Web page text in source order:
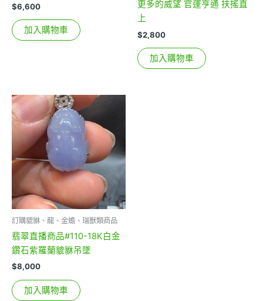
$6,600
加入購物車
更多的威望 官運亨通 扶搖直
上
$2,800
加入購物車
訂購貔貅、龍、金蟾、瑞獸類商品
翡翠直播商品#110-18K白金
鑽石紫羅蘭貔貅吊墜
$8,000
加入購物車